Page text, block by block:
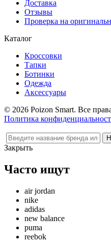
Доставка
Отзывы
Проверка на
Каталог
Кроссовки
Тапки
Ботинки
Одежда
Аксессуары
© 2026 Poizon Smart. Все
Политика
Закрыть
Часто ищут
air jordan
nike
adidas
new balance
puma
reebok